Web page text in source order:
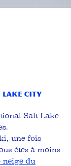
City
Salt Lake
une fois
êtes à moins
neige du